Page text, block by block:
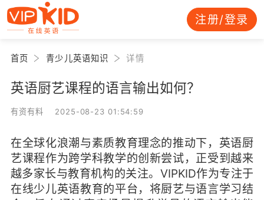
注册/登录
首页 青少儿英语知识 详情
英语厨艺课程的语言输出如何？
有资有料 2025-08-23 01:54:59
在全球化浪潮与素质教育理念的推动下，英语厨
艺课程作为跨学科教学的创新尝试，正受到越来
越多家长与教育机构的关注。VIPKID作为专注于
在线少儿英语教育的平台，将厨艺与语言学习结